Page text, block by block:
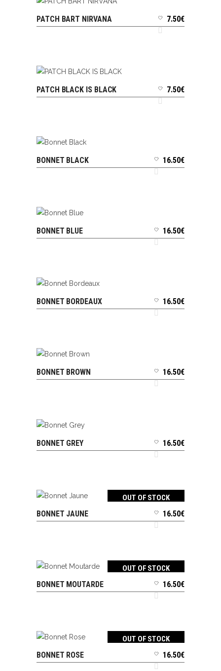
AJOUTER AU PANIER
PATCH BART NIRVANA 7.50€
AJOUTER AU PANIER
PATCH BLACK IS BLACK 7.50€
AJOUTER AU PANIER
BONNET BLACK 16.50€
AJOUTER AU PANIER
BONNET BLUE 16.50€
AJOUTER AU PANIER
BONNET BORDEAUX 16.50€
AJOUTER AU PANIER
BONNET BROWN 16.50€
AJOUTER AU PANIER
BONNET GREY 16.50€
OUT OF STOCK
LIRE LA SUITE
BONNET JAUNE 16.50€
OUT OF STOCK
LIRE LA SUITE
BONNET MOUTARDE 16.50€
OUT OF STOCK
BONNET ROSE 16.50€